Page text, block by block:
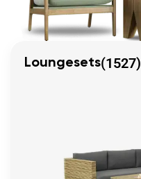
Loungesets(1527)